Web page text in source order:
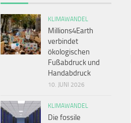
KLIMAWANDEL
Millions4Earth
verbindet
ökologischen
Fußabdruck und
Handabdruck
10. JUNI 2026
KLIMAWANDEL
Die fossile